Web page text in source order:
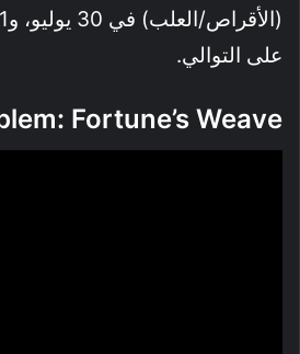
على التوالي.
Fortune’s Weave